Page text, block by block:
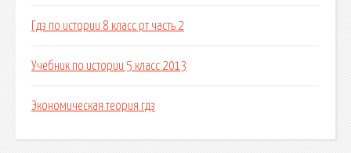
Гдз по истории 8 класс рт часть 2
Учебник по истории 5 класс 2013
Экономическая теория гдз